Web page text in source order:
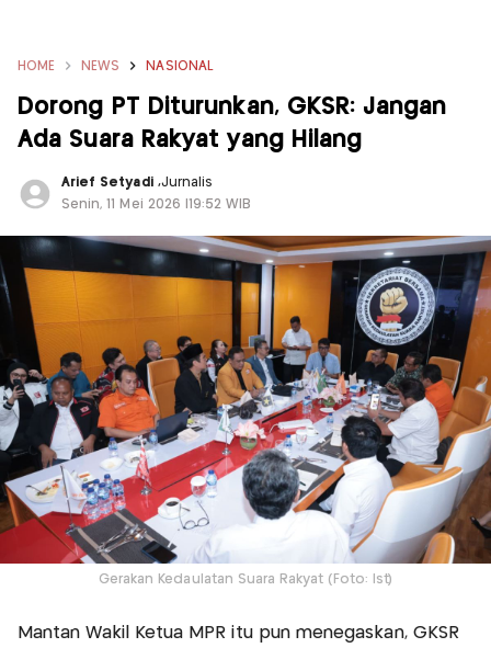
HOME NEWS NASIONAL
Dorong PT Diturunkan, GKSR: Jangan
Ada Suara Rakyat yang Hilang
Arief Setyadi ,Jurnalis
Senin, 11 Mei 2026 |19:52 WIB
Gerakan Kedaulatan Suara Rakyat (Foto: Ist)
Mantan Wakil Ketua MPR itu pun menegaskan, GKSR